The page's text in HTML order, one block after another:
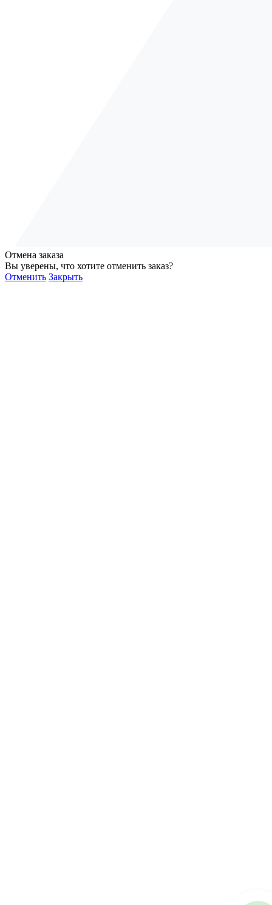
Отмена заказа
Вы уверены, что хотите отменить заказ?
Отменить Закрыть